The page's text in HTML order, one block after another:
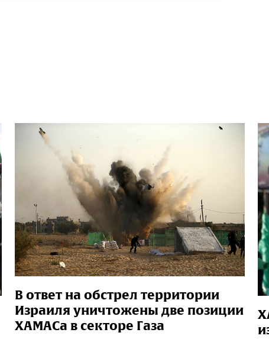
В ответ на обстрел территории
Израиля уничтожены две позиции
ХАМАСа в секторе Газа